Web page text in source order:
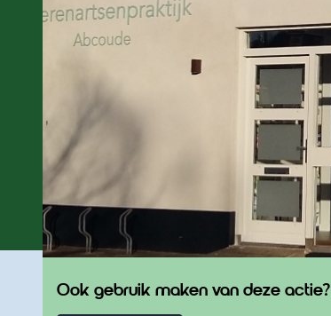
Ook gebruik maken van deze actie?